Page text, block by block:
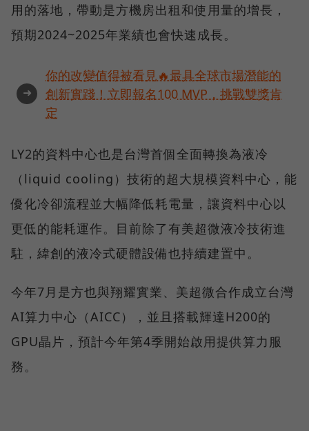
用的落地，帶動是方機房出租和使用量的增長，
預期2024~2025年業績也會快速成長。
➜
你的改變值得被看見🔥最具全球市場潛能的
創新實踐！立即報名100 MVP，挑戰雙獎肯
定
LY2的資料中心也是台灣首個全面轉換為液冷
（liquid cooling）技術的超大規模資料中心，能
優化冷卻流程並大幅降低耗電量，讓資料中心以
更低的能耗運作。目前除了有美超微液冷技術進
駐，緯創的液冷式硬體設備也持續建置中。
今年7月是方也與翔耀實業、美超微合作成立台灣
AI算力中心（AICC），並且搭載輝達H200的
GPU晶片，預計今年第4季開始啟用提供算力服
務。